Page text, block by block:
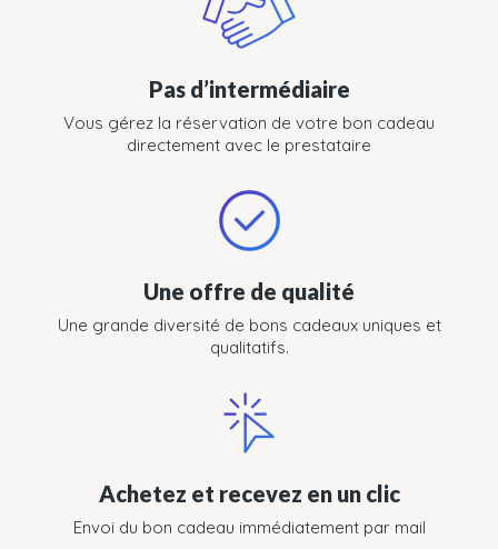
Pas d’intermédiaire
Vous gérez la réservation de votre bon cadeau
directement avec le prestataire
Une offre de qualité
Une grande diversité de bons cadeaux uniques et
qualitatifs.
Achetez et recevez en un clic
Envoi du bon cadeau immédiatement par mail